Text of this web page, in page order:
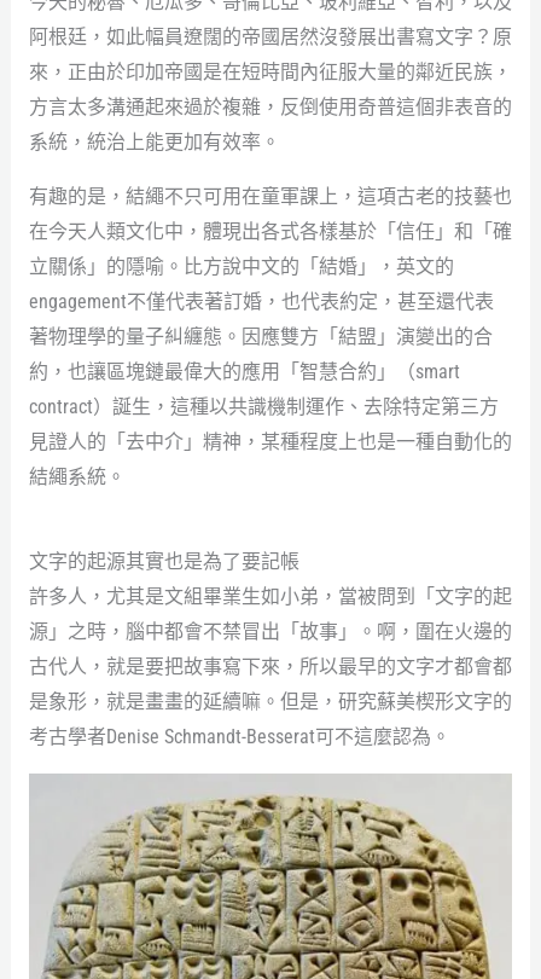
阿根廷，如此幅員遼闊的帝國居然沒發展出書寫文字？原
來，正由於印加帝國是在短時間內征服大量的鄰近民族，
方言太多溝通起來過於複雜，反倒使用奇普這個非表音的
系統，統治上能更加有效率。
有趣的是，結繩不只可用在童軍課上，這項古老的技藝也
在今天人類文化中，體現出各式各樣基於「信任」和「確
立關係」的隱喻。比方說中文的「結婚」，英文的
engagement不僅代表著訂婚，也代表約定，甚至還代表
著物理學的量子糾纏態。因應雙方「結盟」演變出的合
約，也讓區塊鏈最偉大的應用「智慧合約」（smart
contract）誕生，這種以共識機制運作、去除特定第三方
見證人的「去中介」精神，某種程度上也是一種自動化的
結繩系統。
文字的起源其實也是為了要記帳
許多人，尤其是文組畢業生如小弟，當被問到「文字的起
源」之時，腦中都會不禁冒出「故事」。啊，圍在火邊的
古代人，就是要把故事寫下來，所以最早的文字才都會都
是象形，就是畫畫的延續嘛。但是，研究蘇美楔形文字的
考古學者Denise Schmandt-Besserat可不這麼認為。